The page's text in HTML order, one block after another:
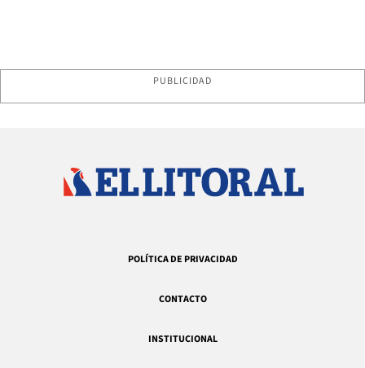
PUBLICIDAD
POLÍTICA DE PRIVACIDAD
CONTACTO
INSTITUCIONAL